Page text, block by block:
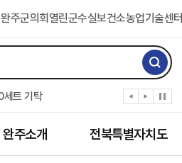
완주군의회 열린군수실보건소농업기술센터
킨다”
진로 그린다
세트 기탁
기탁
방 만족도 조사
장 목소리 경청
후원
완주소개 전북특별자치도